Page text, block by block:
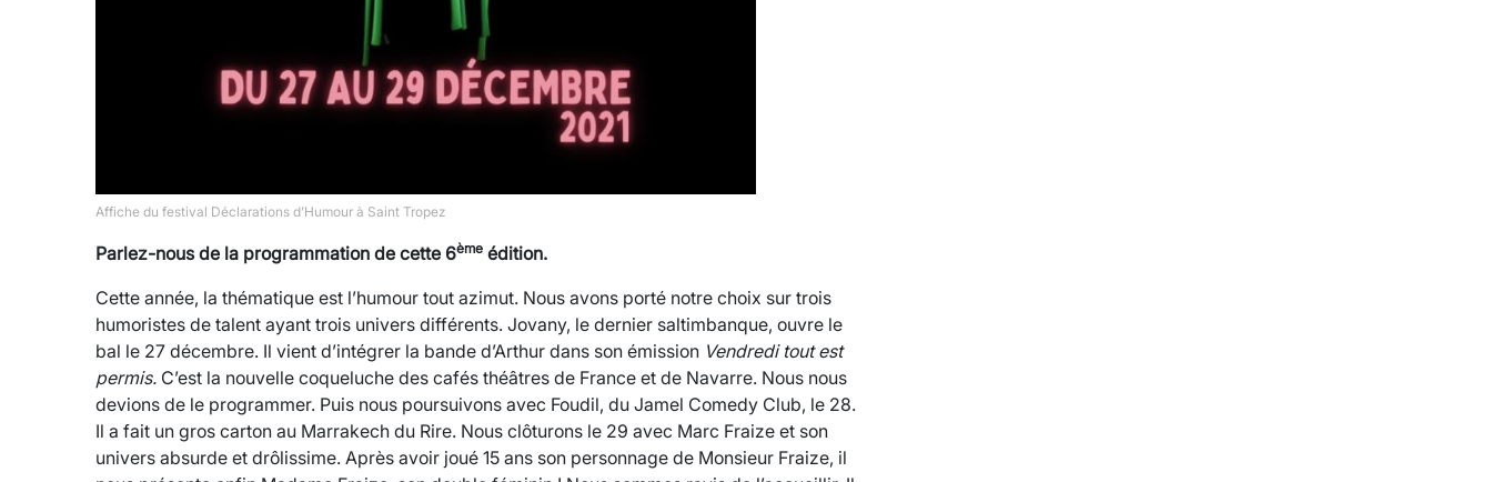
Affiche du festival Déclarations d’Humour à Saint Tropez
Parlez-nous de la programmation de cette 6ème édition.
Cette année, la thématique est l’humour tout azimut. Nous avons porté notre choix sur trois
humoristes de talent ayant trois univers différents. Jovany, le dernier saltimbanque, ouvre le
bal le 27 décembre. Il vient d’intégrer la bande d’Arthur dans son émission Vendredi tout est
permis. C’est la nouvelle coqueluche des cafés théâtres de France et de Navarre. Nous nous
devions de le programmer. Puis nous poursuivons avec Foudil, du Jamel Comedy Club, le 28.
Il a fait un gros carton au Marrakech du Rire. Nous clôturons le 29 avec Marc Fraize et son
univers absurde et drôlissime. Après avoir joué 15 ans son personnage de Monsieur Fraize, il